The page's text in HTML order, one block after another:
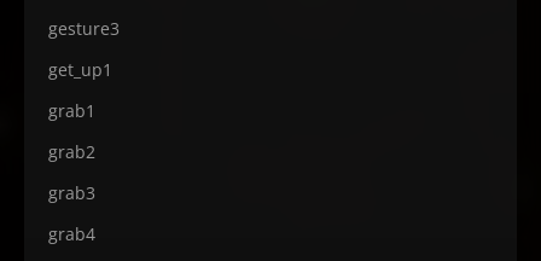
gesture3
get_up1
grab1
grab2
grab3
grab4